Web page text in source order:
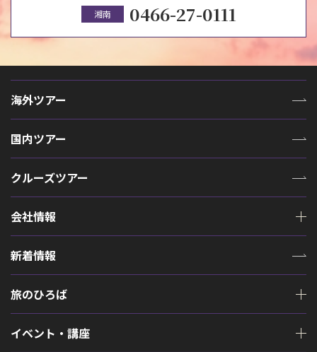
湘南 0466-27-0111
海外ツアー
国内ツアー
クルーズツアー
会社情報
新着情報
旅のひろば
イベント・講座